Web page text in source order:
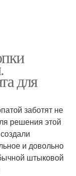
для
заботят не
решения этой
и довольно
штыковой